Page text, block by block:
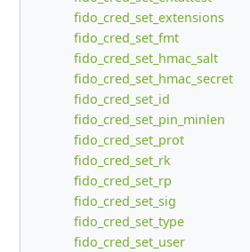
fido_cred_set_extensions
fido_cred_set_fmt
fido_cred_set_hmac_salt
fido_cred_set_hmac_secret
fido_cred_set_id
fido_cred_set_pin_minlen
fido_cred_set_prot
fido_cred_set_rk
fido_cred_set_rp
fido_cred_set_sig
fido_cred_set_type
fido_cred_set_user